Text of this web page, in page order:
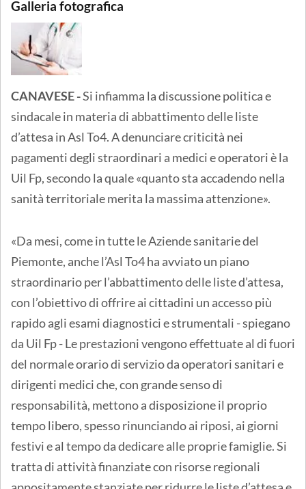
Galleria fotografica
CANAVESE -Si infiamma la discussione politica e
sindacale in materia di abbattimento delle liste
d’attesa in Asl To4. A denunciare criticità nei
pagamenti degli straordinari a medici e operatori è la
Uil Fp, secondo la quale «quanto sta accadendo nella
sanità territoriale merita la massima attenzione».
«Da mesi, come in tutte le Aziende sanitarie del
Piemonte, anche l’Asl To4 ha avviato un piano
straordinario per l’abbattimento delle liste d’attesa,
con l’obiettivo di offrire ai cittadini un accesso più
rapido agli esami diagnostici e strumentali - spiegano
da Uil Fp - Le prestazioni vengono effettuate al di fuori
del normale orario di servizio da operatori sanitari e
dirigenti medici che, con grande senso di
responsabilità, mettono a disposizione il proprio
tempo libero, spesso rinunciando ai riposi, ai giorni
festivi e al tempo da dedicare alle proprie famiglie. Si
tratta di attività finanziate con risorse regionali